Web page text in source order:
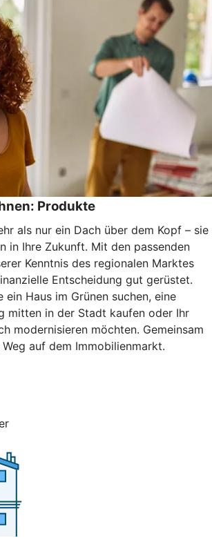
Produkte
als nur ein Dach über dem Kopf – sie
in Ihre Zukunft. Mit den passenden
Kenntnis des regionalen Marktes
Entscheidung gut gerüstet.
ein Haus im Grünen suchen, eine
mitten in der Stadt kaufen oder Ihr
modernisieren möchten. Gemeinsam
auf dem Immobilienmarkt.